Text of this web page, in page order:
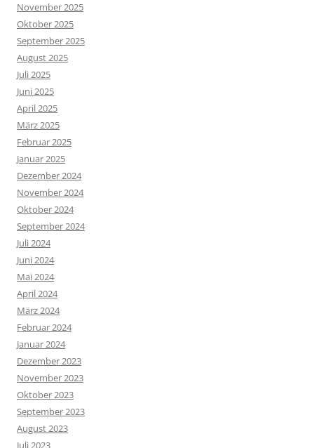
November 2025
Oktober 2025
September 2025
August 2025
Juli 2025
Juni 2025
April 2025
März 2025
Februar 2025
Januar 2025
Dezember 2024
November 2024
Oktober 2024
September 2024
Juli 2024
Juni 2024
Mai 2024
April 2024
März 2024
Februar 2024
Januar 2024
Dezember 2023
November 2023
Oktober 2023
September 2023
August 2023
Juli 2023